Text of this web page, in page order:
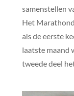
samenstellen
Het
als de eerste
laatste maand
tweede deel het